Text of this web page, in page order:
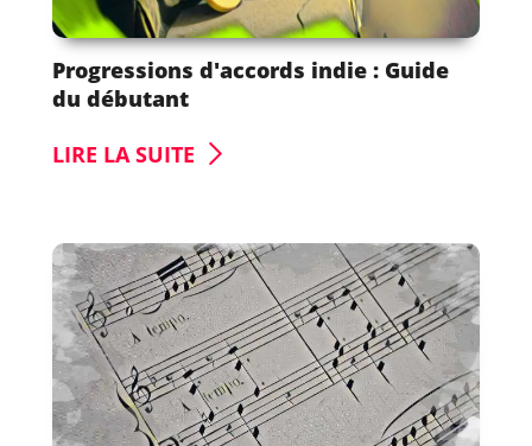
Progressions d'accords indie : Guide
du débutant
LIRE LA SUITE